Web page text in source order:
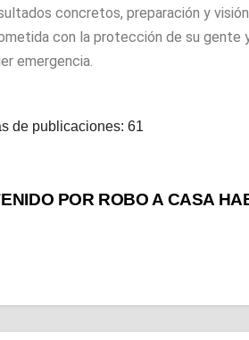
concretos, preparación y
con la protección de su gente
emergencia.
de publicaciones: 61
POR ROBO A CASA